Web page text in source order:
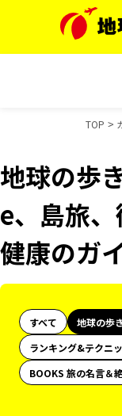
TOP
地球の歩
e、島旅
健康のガ
すべて 地球の歩
ランキング&テクニ
BOOKS 旅の名言＆